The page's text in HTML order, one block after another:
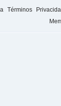
Términos